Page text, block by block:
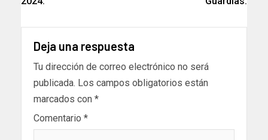
Deja una respuesta
Tu dirección de correo electrónico no será
publicada. Los campos obligatorios están
marcados con *
Comentario *